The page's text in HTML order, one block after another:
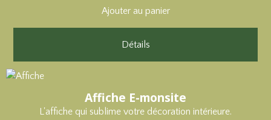
Ajouter au panier
Détails
Affiche E-monsite
L'affiche qui sublime votre décoration intérieure.